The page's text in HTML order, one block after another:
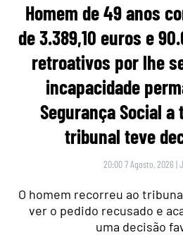
Homem de 49 anos
de 3.389,10 euros e
retroativos por lhe
incapacidade
Segurança Social
tribunal teve
20:00 7 Agosto, 2026 |
O homem recorreu ao
ver o pedido recusado e
uma decisão